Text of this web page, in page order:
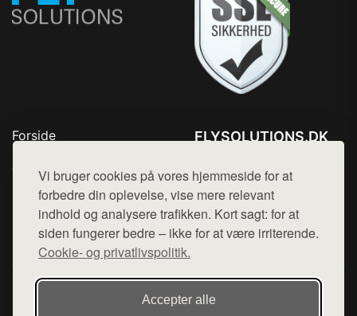
Vi bruger cookies på vores hjemmeside for at
forbedre din oplevelse, vise mere relevant
indhold og analysere trafikken. Kort sagt: for at
siden fungerer bedre – ikke for at være irriterende.
Cookie- og privatlivspolitik.
Accepter alle
Forside
Top Rabatter
Blog
Kontakt
FLYSOLUTIONS.DK
Mail: hej@want.dk
Cookie- og privatlivspolitik
Denne side er en del af want.dk, der udgiver en række